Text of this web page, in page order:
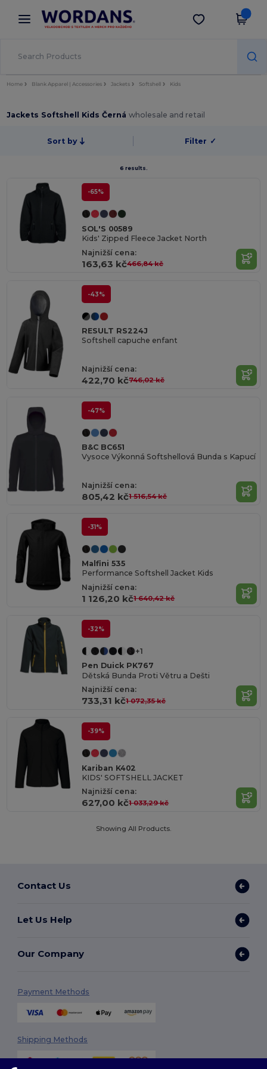
× Aplikace Wordans
Lepší ceny v aplikaci!
Stáhnout app
Home Blank Apparel | Accessories Jackets Softshell Kids
Jackets Softshell Kids Černáwholesale and retail
Sort by Filter ✓
6 results.
-65%
SOL'S 00589
Kids' Zipped Fleece Jacket North
Najnižší cena:
163,63 kč466,84 kč
-43%
RESULT RS224J
Softshell capuche enfant
Najnižší cena:
422,70 kč746,02 kč
-47%
B&C BC651
Vysoce Výkonná Softshellová Bunda s Kapucí
Najnižší cena:
805,42 kč1 516,54 kč
-31%
Malfini 535
Performance Softshell Jacket Kids
Najnižší cena:
1 126,20 kč1 640,42 kč
-32%
+1
Pen Duick PK767
Dětská Bunda Proti Větru a Dešti
Najnižší cena:
733,31 kč1 072,35 kč
-39%
Kariban K402
KIDS' SOFTSHELL JACKET
Najnižší cena:
627,00 kč1 033,29 kč
Showing All Products.
Contact Us
Let Us Help
Our Company
Payment Methods
Shipping Methods